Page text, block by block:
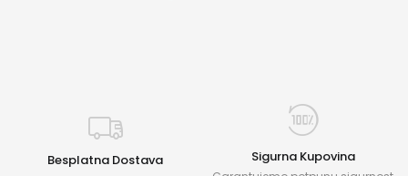
Besplatna Dostava Sigurna Kupovina